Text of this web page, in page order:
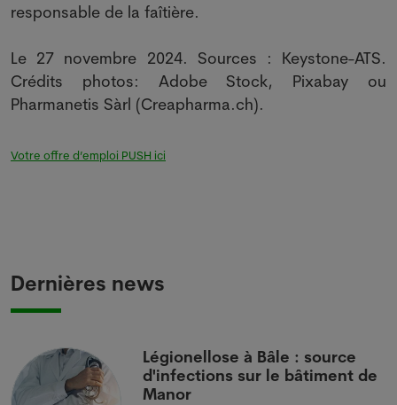
responsable de la faîtière.
Le 27 novembre 2024. Sources : Keystone-ATS.
Crédits photos: Adobe Stock, Pixabay ou
Pharmanetis Sàrl (Creapharma.ch).
Votre offre d’emploi PUSH ici
Dernières news
Légionellose à Bâle : source
d'infections sur le bâtiment de
Manor